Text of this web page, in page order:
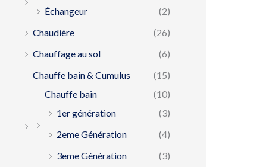
Échangeur
(2)
Chaudière
(26)
Chauffage au sol
(6)
Chauffe bain & Cumulus
(15)
Chauffe bain
(10)
1er génération
(3)
2eme Génération
(4)
3eme Génération
(3)